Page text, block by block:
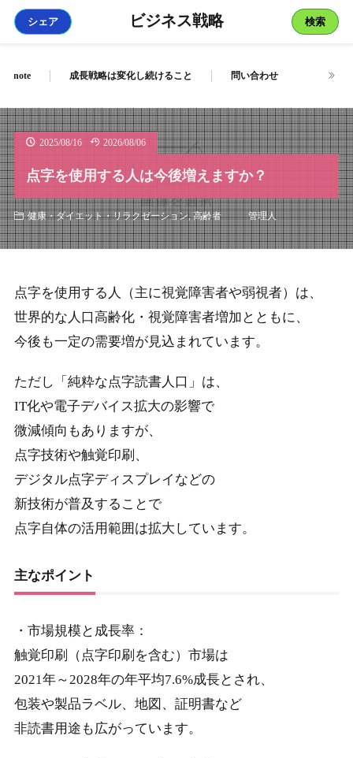
ビジネス戦略
シェア 検索
note 成長戦略は変化し続けること 問い合わせ
2025/08/16 2026/08/06
点字を使用する人は今後増えますか？
健康・ダイエット・リラクゼーション,高齢者 管理人
点字を使用する人（主に視覚障害者や弱視者）は、
世界的な人口高齢化・視覚障害者増加とともに、
今後も一定の需要増が見込まれています。
ただし「純粋な点字読書人口」は、
IT化や電子デバイス拡大の影響で
微減傾向もありますが、
点字技術や触覚印刷、
デジタル点字ディスプレイなどの
新技術が普及することで
点字自体の活用範囲は拡大しています。
主なポイント
・市場規模と成長率：
触覚印刷（点字印刷を含む）市場は
2021年～2028年の年平均7.6%成長とされ、
包装や製品ラベル、地図、証明書など
非読書用途も広がっています。